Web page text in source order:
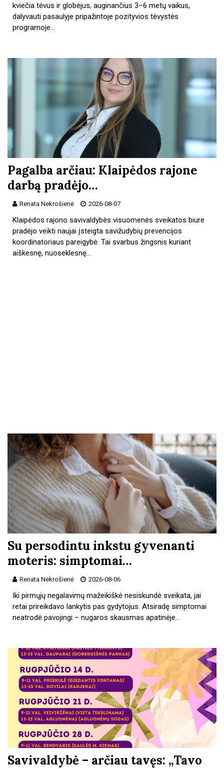
kviečia tėvus ir globėjus, auginančius 3–6 metų vaikus,
dalyvauti pasaulyje pripažintoje pozityvios tėvystės
programoje…
Pagalba arčiau: Klaipėdos rajone
darbą pradėjo…
Renata Nekrošienė 2026-08-07
Klaipėdos rajono savivaldybės visuomenės sveikatos biure
pradėjo veikti naujai įsteigta savižudybių prevencijos
koordinatoriaus pareigybė. Tai svarbus žingsnis kuriant
aiškesnę, nuoseklesnę…
Su persodintu inkstu gyvenanti
moteris: simptomai…
Renata Nekrošienė 2026-08-06
Iki pirmųjų negalavimų mažeikiškė nesiskundė sveikata, jai
retai prireikdavo lankytis pas gydytojus. Atsiradę simptomai
neatrodė pavojingi – nugaros skausmas apatinėje…
Savivaldybė – arčiau tavęs: „Tavo